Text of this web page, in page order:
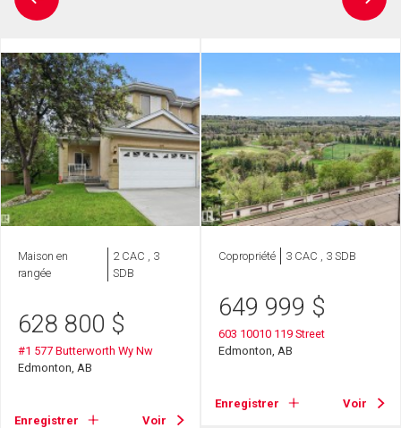
Maison en
rangée
2 CAC , 3
SDB
628 800 $
#1 577 Butterworth Wy Nw
Edmonton, AB
Enregistrer Voir
Copropriété 3 CAC , 3 SDB
649 999 $
603 10010 119 Street
Edmonton, AB
Enregistrer Voir